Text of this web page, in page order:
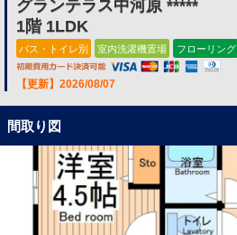
グランテラス中河原 *****
1階 1LDK
バス・トイレ別 室内洗濯機置場 フローリング
【更新】2026/08/07
間取り図